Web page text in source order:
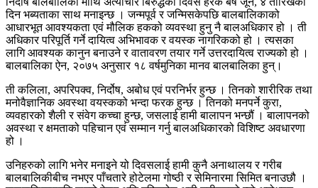
दिन भब्यताका साथ मनाइन्छ । जन्मपूर्व र जन्मिसकेपछि बालबालिकाको
आधारभूत आवश्यकता एवं मौलिक हकको व्यवस्था हुनु नै बालअधिकार हो । ती
अधिकार परिपूर्ति गर्ने दायित्व अभिभावक र वयस्क नागरिकको हो । त्यसका
लागि आवश्यक कानुन बनाउने र वातावरण तयार गर्ने उत्तरदायित्व राज्यको हो ।
बालबालिका ऐन, २०७५ अनुसार १८ वर्षमुनिका मानव बालबालिका हुन्।
ती कलिला, अपरिपक्व, निर्दोष, अबोध एवं परनिर्भर हुन्छ । तिनको शारीरिक तथा
मनोवैज्ञानिक अवस्था वयस्कको भन्दा फरक हुन्छ । तिनको मनपर्ने कुरा,
व्यवहारको शैली र संवेग कच्चा हुन्छ, जसलाई हामी बालापन भन्छौं । बालापनको
अवस्था र क्षमताको पहिचान एवं सम्मान गर्नु बालअधिकारको विशिष्ट अवधारणा
हो ।
उनिहरुको लागि भनेर मनाइने यो दिवसलाई हामी कुनै अनाथालय र गरीब
बालबालिकीबीच नभएर पाँचतारे होटेलमा गोष्ठी र सेमिनारमा सिमित बनाउछौ ।